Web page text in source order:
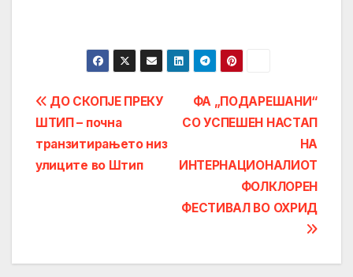
Post
navigation
ФА „ПОДАРЕШАНИ“
СО УСПЕШЕН НАСТАП
НА
ИНТЕРНАЦИОНАЛИОТ
ФОЛКЛОРЕН
ФЕСТИВАЛ ВО ОХРИД
ДО СКОПЈЕ ПРЕКУ
ШТИП – почна
транзитирањето низ
улиците во Штип